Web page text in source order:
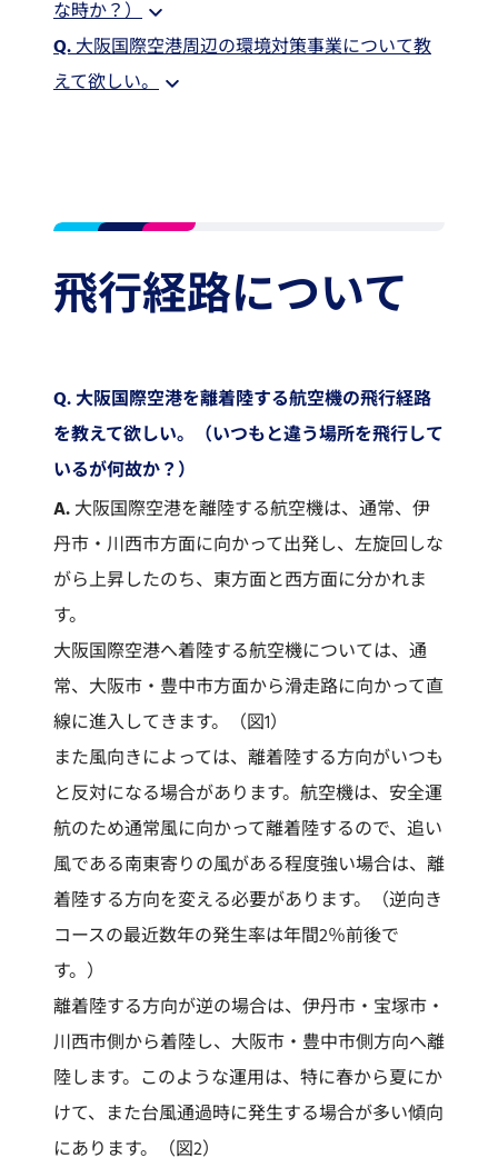
な時か？）
Q.大阪国際空港周辺の環境対策事業について教
えて欲しい。
飛行経路について
Q. 大阪国際空港を離着陸する航空機の飛行経路
を教えて欲しい。（いつもと違う場所を飛行して
いるが何故か？）
A.大阪国際空港を離陸する航空機は、通常、伊
丹市・川西市方面に向かって出発し、左旋回しな
がら上昇したのち、東方面と西方面に分かれま
す。
大阪国際空港へ着陸する航空機については、通
常、大阪市・豊中市方面から滑走路に向かって直
線に進入してきます。（図1）
また風向きによっては、離着陸する方向がいつも
と反対になる場合があります。航空機は、安全運
航のため通常風に向かって離着陸するので、追い
風である南東寄りの風がある程度強い場合は、離
着陸する方向を変える必要があります。（逆向き
コースの最近数年の発生率は年間2％前後で
す。）
離着陸する方向が逆の場合は、伊丹市・宝塚市・
川西市側から着陸し、大阪市・豊中市側方向へ離
陸します。このような運用は、特に春から夏にか
けて、また台風通過時に発生する場合が多い傾向
にあります。（図2）